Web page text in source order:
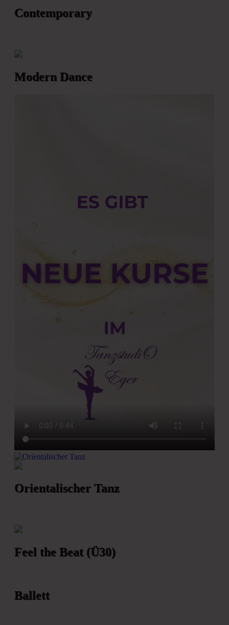
Contemporary
Modern Dance
Orientalischer Tanz
Feel the Beat (Ü30)
Ballett